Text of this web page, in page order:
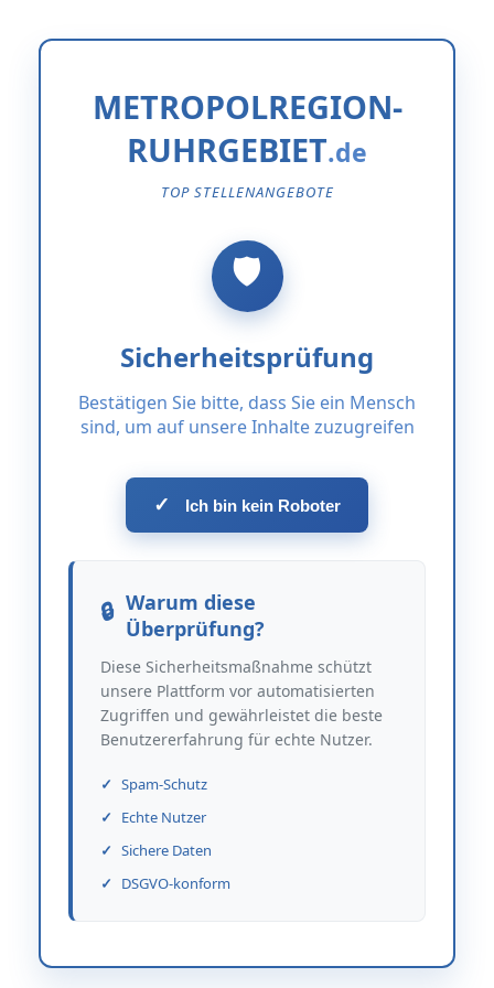
METROPOLREGION-
RUHRGEBIET
TOP STELLENANGEBOTE
Sicherheitsprüfung
Bestätigen Sie bitte, dass Sie ein Mensch
sind, um auf unsere Inhalte zuzugreifen
✓ Ich bin kein Roboter
Warum diese
Überprüfung?
Diese Sicherheitsmaßnahme schützt
unsere Plattform vor automatisierten
Zugriffen und gewährleistet die beste
Benutzererfahrung für echte Nutzer.
Spam-Schutz
Echte Nutzer
Sichere Daten
DSGVO-konform